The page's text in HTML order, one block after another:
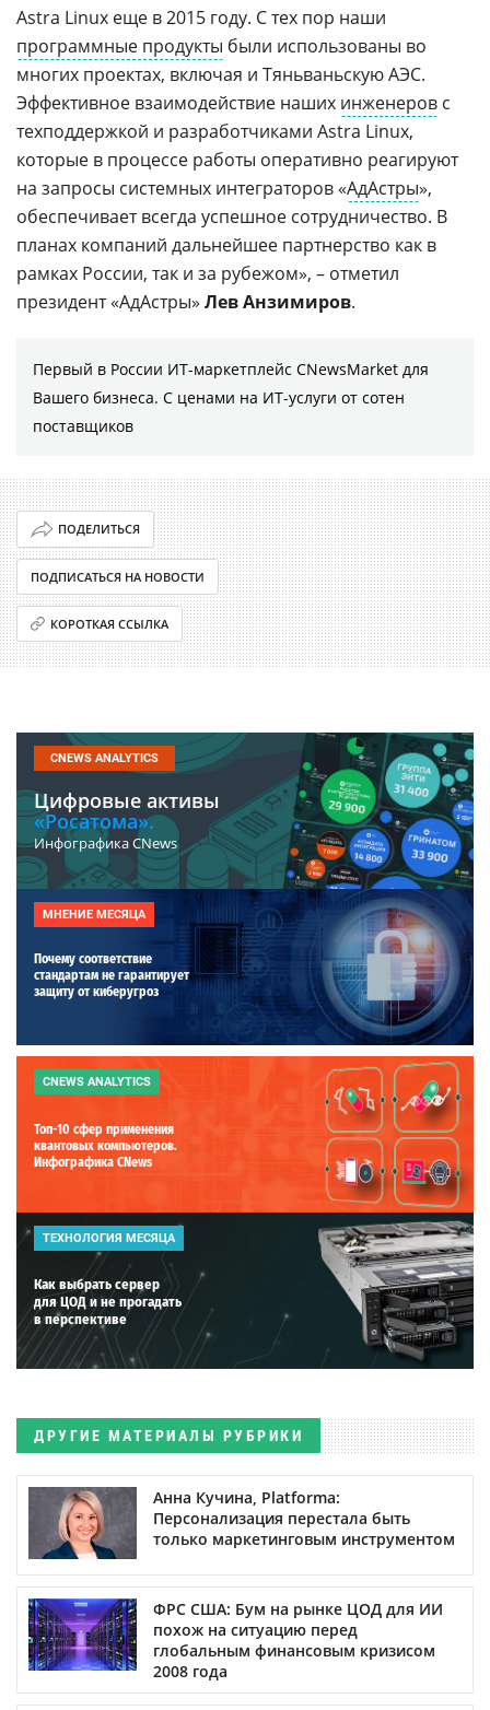
Astra Linux еще в 2015 году. С тех пор наши
программные продукты были использованы во
многих проектах, включая и Тяньваньскую АЭС.
Эффективное взаимодействие наших инженеров с
техподдержкой и разработчиками Astra Linux,
которые в процессе работы оперативно реагируют
на запросы системных интеграторов «АдАстры»,
обеспечивает всегда успешное сотрудничество. В
планах компаний дальнейшее партнерство как в
рамках России, так и за рубежом», – отметил
президент «АдАстры» Лев Анзимиров.
Первый в России ИТ-маркетплейс CNewsMarket для
Вашего бизнеса. С ценами на ИТ-услуги от сотен
поставщиков
ПОДЕЛИТЬСЯ
ПОДПИСАТЬСЯ НА НОВОСТИ
КОРОТКАЯ ССЫЛКА
CNEWS ANALYTICS
Цифровые активы
«Росатома».
Инфографика CNews
МНЕНИЕ МЕСЯЦА
Почему соответствие
стандартам не гарантирует
защиту от киберугроз
CNEWS ANALYTICS
Топ-10 сфер применения
квантовых компьютеров.
Инфографика CNews
ТЕХНОЛОГИЯ МЕСЯЦА
Как выбрать сервер
для ЦОД и не прогадать
в перспективе
ДРУГИЕ МАТЕРИАЛЫ РУБРИКИ
Анна Кучина, Platforma:
Персонализация перестала быть
только маркетинговым инструментом
ФРС США: Бум на рынке ЦОД для ИИ
похож на ситуацию перед
глобальным финансовым кризисом
2008 года